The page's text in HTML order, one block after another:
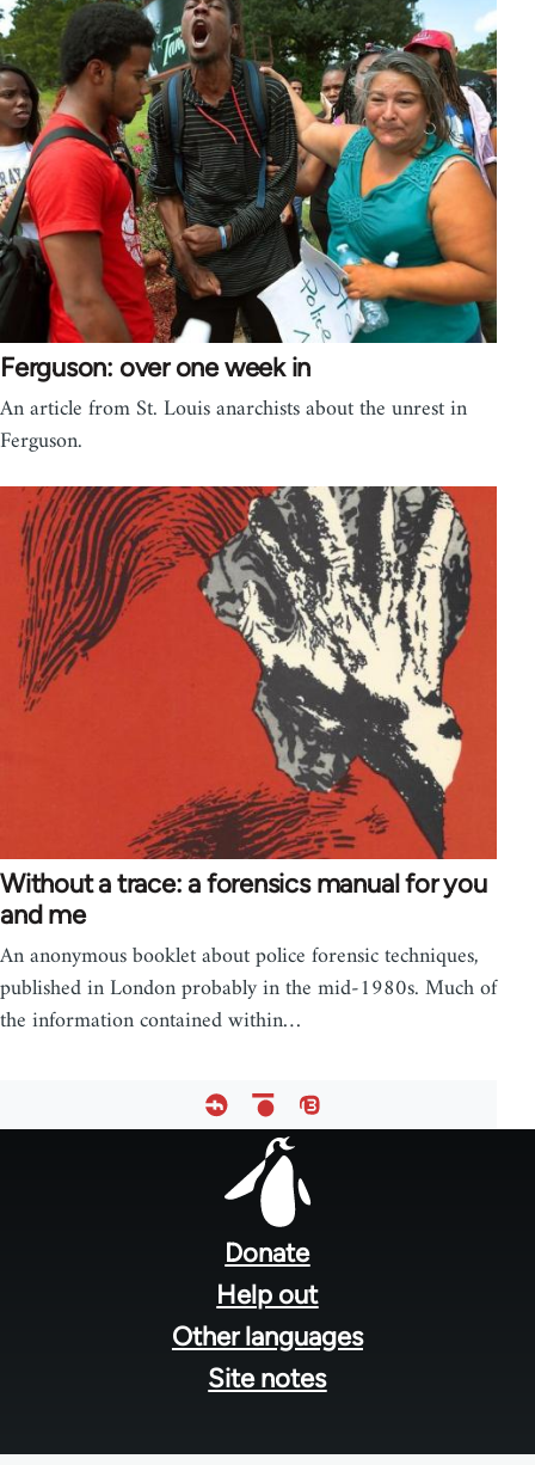
Ferguson: over one week in
An article from St. Louis anarchists about the unrest in
Ferguson.
Without a trace: a forensics manual for you
and me
An anonymous booklet about police forensic techniques,
published in London probably in the mid-1980s. Much of
the information contained within…
Donate
Help out
Other languages
Site notes